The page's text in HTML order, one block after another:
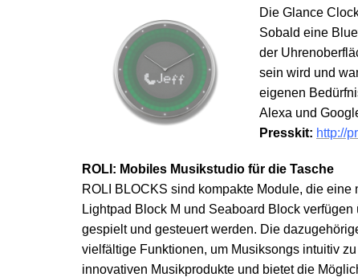
Die Glance
Sobald eine
der
sein wird und
eigenen
Alexa und
Presskit: http://
ROLI: Mobiles Musikstudio für die Tasche
ROLI BLOCKS sind kompakte Module, die
Lightpad Block M und Seaboard Block
gespielt und gesteuert werden. Die
vielfältige Funktionen, um Musiksongs intuitiv
innovativen Musikprodukte und bietet die